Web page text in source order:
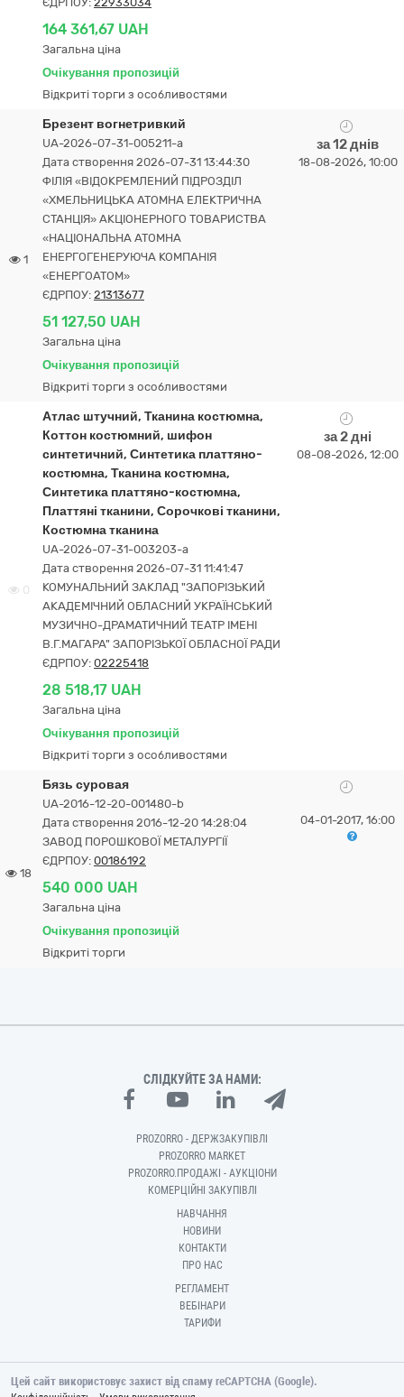
164 361,67 UAH
Загальна ціна
Очікування пропозицій
Відкриті торги з особливостями
1
Брезент вогнетривкий
UA-2026-07-31-005211-a
Дата створення 2026-07-31 13:44:30
ФІЛІЯ «ВІДОКРЕМЛЕНИЙ ПІДРОЗДІЛ
«ХМЕЛЬНИЦЬКА АТОМНА ЕЛЕКТРИЧНА
СТАНЦІЯ» АКЦІОНЕРНОГО ТОВАРИСТВА
«НАЦІОНАЛЬНА АТОМНА
ЕНЕРГОГЕНЕРУЮЧА КОМПАНІЯ
«ЕНЕРГОАТОМ»
ЄДРПОУ: 21313677
51 127,50 UAH
Загальна ціна
Очікування пропозицій
Відкриті торги з особливостями
за 12 днів
18-08-2026, 10:00
0
Атлас штучний, Тканина костюмна,
Коттон костюмний, шифон
синтетичний, Синтетика платтяно-
костюмна, Тканина костюмна,
Синтетика платтяно-костюмна,
Платтяні тканини, Сорочкові тканини,
Костюмна тканина
UA-2026-07-31-003203-a
Дата створення 2026-07-31 11:41:47
КОМУНАЛЬНИЙ ЗАКЛАД "ЗАПОРІЗЬКИЙ
АКАДЕМІЧНИЙ ОБЛАСНИЙ УКРАЇНСЬКИЙ
МУЗИЧНО-ДРАМАТИЧНИЙ ТЕАТР ІМЕНІ
В.Г.МАГАРА" ЗАПОРІЗЬКОЇ ОБЛАСНОЇ РАДИ
ЄДРПОУ: 02225418
28 518,17 UAH
Загальна ціна
Очікування пропозицій
Відкриті торги з особливостями
за 2 дні
08-08-2026, 12:00
18
Бязь суровая
UA-2016-12-20-001480-b
Дата створення 2016-12-20 14:28:04
ЗАВОД ПОРОШКОВОЇ МЕТАЛУРГІЇ
ЄДРПОУ: 00186192
540 000 UAH
Загальна ціна
Очікування пропозицій
Відкриті торги
04-01-2017, 16:00
СЛІДКУЙТЕ ЗА НАМИ:
PROZORRO - ДЕРЖЗАКУПІВЛІ
PROZORRO MARKET
PROZORRO.ПРОДАЖІ - АУКЦІОНИ
КОМЕРЦІЙНІ ЗАКУПІВЛІ
НАВЧАННЯ
НОВИНИ
КОНТАКТИ
ПРО НАС
РЕГЛАМЕНТ
ВЕБІНАРИ
ТАРИФИ
Цей сайт використовує захист від спаму reCAPTCHA (Google).